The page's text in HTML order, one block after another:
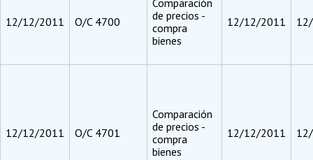
12/12/2011 O/C 4700
Comparación
de precios -
compra
bienes
12/12/2011
12/12/2011 O/C 4701
Comparación
de precios -
compra
bienes
12/12/2011